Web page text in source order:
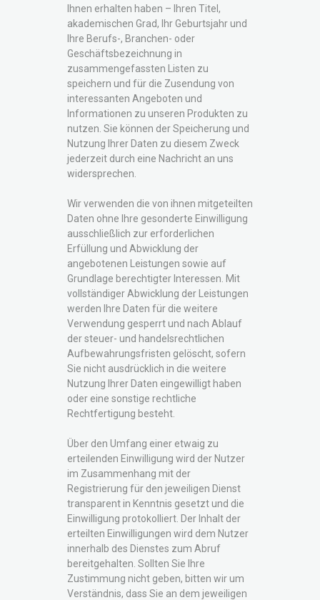
Ihnen erhalten haben – Ihren Titel,
akademischen Grad, Ihr Geburtsjahr und
Ihre Berufs-, Branchen- oder
Geschäftsbezeichnung in
zusammengefassten Listen zu
speichern und für die Zusendung von
interessanten Angeboten und
Informationen zu unseren Produkten zu
nutzen. Sie können der Speicherung und
Nutzung Ihrer Daten zu diesem Zweck
jederzeit durch eine Nachricht an uns
widersprechen.
Wir verwenden die von ihnen mitgeteilten
Daten ohne Ihre gesonderte Einwilligung
ausschließlich zur erforderlichen
Erfüllung und Abwicklung der
angebotenen Leistungen sowie auf
Grundlage berechtigter Interessen. Mit
vollständiger Abwicklung der Leistungen
werden Ihre Daten für die weitere
Verwendung gesperrt und nach Ablauf
der steuer- und handelsrechtlichen
Aufbewahrungsfristen gelöscht, sofern
Sie nicht ausdrücklich in die weitere
Nutzung Ihrer Daten eingewilligt haben
oder eine sonstige rechtliche
Rechtfertigung besteht.
Über den Umfang einer etwaig zu
erteilenden Einwilligung wird der Nutzer
im Zusammenhang mit der
Registrierung für den jeweiligen Dienst
transparent in Kenntnis gesetzt und die
Einwilligung protokolliert. Der Inhalt der
erteilten Einwilligungen wird dem Nutzer
innerhalb des Dienstes zum Abruf
bereitgehalten. Sollten Sie Ihre
Zustimmung nicht geben, bitten wir um
Verständnis, dass Sie an dem jeweiligen